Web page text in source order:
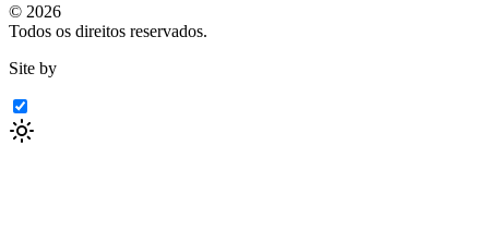
© 2026
Todos os direitos reservados.
Site by